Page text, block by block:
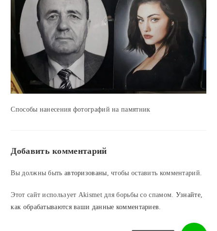
Способы нанесения фотографий на памятник
Добавить комментарий
Вы должны быть авторизованы, чтобы оставить комментарий.
Этот сайт использует Akismet для борьбы со спамом. Узнайте,
как обрабатываются ваши данные комментариев.